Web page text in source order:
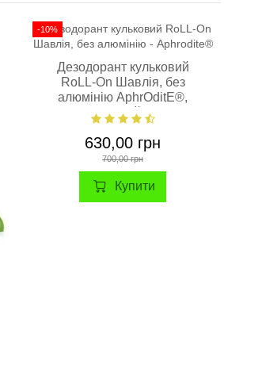
-10%
Дезодорант кульковий
RoLL-On Шавлія, без
алюмінію AphrOditE®,
натуральний 50 мл.
630,00 грн
700,00 грн
Купити